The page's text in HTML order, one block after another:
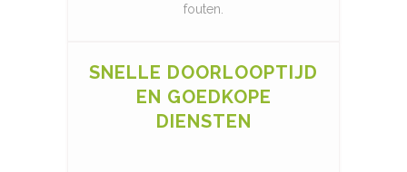
fouten.
SNELLE DOORLOOPTIJD
EN GOEDKOPE
DIENSTEN